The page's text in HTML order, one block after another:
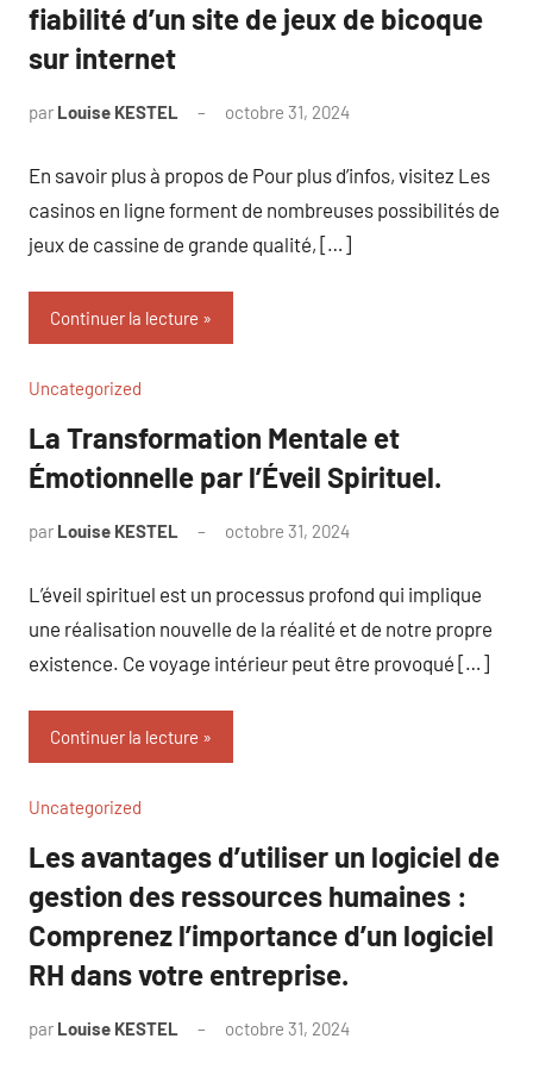
fiabilité d’un site de jeux de bicoque
sur internet
par Louise KESTEL octobre 31, 2024
En savoir plus à propos de Pour plus d’infos, visitez Les
casinos en ligne forment de nombreuses possibilités de
jeux de cassine de grande qualité, […]
Continuer la lecture
Uncategorized
La Transformation Mentale et
Émotionnelle par l’Éveil Spirituel.
par Louise KESTEL octobre 31, 2024
L’éveil spirituel est un processus profond qui implique
une réalisation nouvelle de la réalité et de notre propre
existence. Ce voyage intérieur peut être provoqué […]
Continuer la lecture
Uncategorized
Les avantages d’utiliser un logiciel de
gestion des ressources humaines :
Comprenez l’importance d’un logiciel
RH dans votre entreprise.
par Louise KESTEL octobre 31, 2024